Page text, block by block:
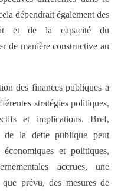
dépendrait également des
et de la capacité du
de manière constructive au
des finances publiques a
stratégies politiques,
et implications. Bref,
de la dette publique peut
et politiques,
accrues, une
prévu, des mesures de